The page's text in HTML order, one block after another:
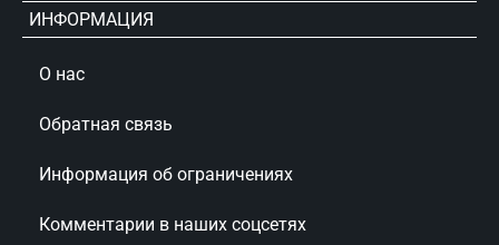
ИНФОРМАЦИЯ
О нас
Обратная связь
Информация об ограничениях
Комментарии в наших соцсетях